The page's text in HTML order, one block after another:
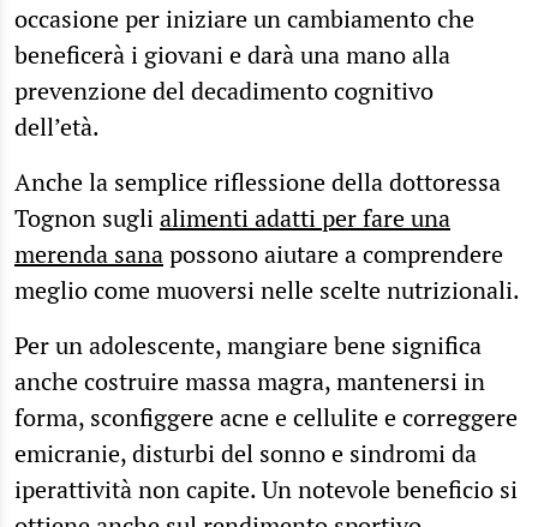
occasione per iniziare un cambiamento che
beneficerà i giovani e darà una mano alla
prevenzione del decadimento cognitivo
dell’età.
Anche la semplice riflessione della dottoressa
Tognon suglialimenti adatti per fare una
merenda sanapossono aiutare a comprendere
meglio come muoversi nelle scelte nutrizionali.
Per un adolescente, mangiare bene significa
anche costruire massa magra, mantenersi in
forma, sconfiggere acne e cellulite e correggere
emicranie, disturbi del sonno e sindromi da
iperattività non capite. Un notevole beneficio si